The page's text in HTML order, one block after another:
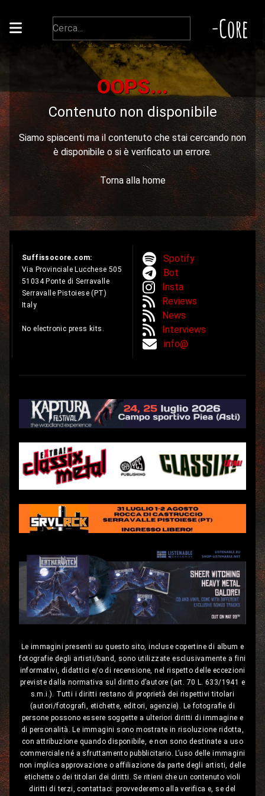
-Core
OOPS...
Contenuto non disponibile
Siamo spiacenti ma il contenuto che stai cercando non
è disponibile o si è verificato un errore.
Torna alla home
Suffissocore.com:
Via Provinciale Lucchese 505
51034 Ponte di Serravalle
Serravalle Pistoiese (PT)
Italy
No electronic press kits.
Spotify
Bot
Insta
Reviews
News
Interviews
info@
Le immagini presenti su questo sito, incluse copertine di album e
fotografie degli artisti/band, sono utilizzate esclusivamente a fini
informativi, didattici e/o di recensione, nel rispetto delle eccezioni
previste dalla normativa sul diritto d’autore (art. 70 L. 633/1941 e
s.m.i.). Tutti i diritti restano di proprietà dei rispettivi titolari
(autori/fotografi, etichette, editori, agenzie). Le fotografie di
persone possono essere soggette a ulteriori diritti di immagine e
di personalità. Le immagini sono mostrate in risoluzione ridotta,
con attribuzione quando disponibile, e non sono destinate a uso
commerciale né a sfruttamento pubblicitario. L’uso delle immagini
non implica approvazione o affiliazione da parte degli artisti, delle
etichette o dei titolari dei diritti. Se ritieni che un contenuto violi
diritti di terzi, contattaci: provvederemo alla verifica e, se del